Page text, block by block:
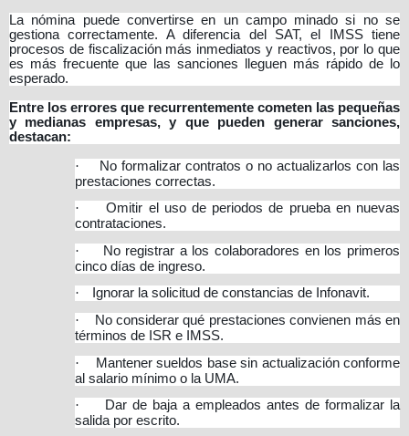
La nómina puede convertirse en un campo minado si no se
gestiona correctamente. A diferencia del SAT, el IMSS tiene
procesos de fiscalización más inmediatos y reactivos, por lo que
es más frecuente que las sanciones lleguen más rápido de lo
esperado.
Entre los errores que recurrentemente cometen las pequeñas
y medianas empresas, y que pueden generar sanciones,
destacan:
·
No formalizar contratos o no actualizarlos con las
prestaciones correctas.
·
Omitir el uso de periodos de prueba en nuevas
contrataciones.
·
No registrar a los colaboradores en los primeros
cinco días de ingreso.
·
Ignorar la solicitud de constancias de Infonavit.
·
No considerar qué prestaciones convienen más en
términos de ISR e IMSS.
·
Mantener sueldos base sin actualización conforme
al salario mínimo o la UMA.
·
Dar de baja a empleados antes de formalizar la
salida por escrito.